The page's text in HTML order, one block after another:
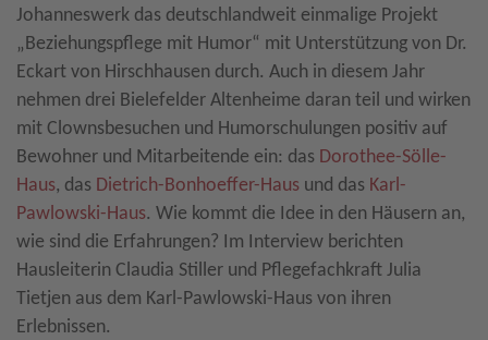
Johanneswerk das deutschlandweit einmalige Projekt
„Beziehungspflege mit Humor“ mit Unterstützung von Dr.
Eckart von Hirschhausen durch. Auch in diesem Jahr
nehmen drei Bielefelder Altenheime daran teil und wirken
mit Clownsbesuchen und Humorschulungen positiv auf
Bewohner und Mitarbeitende ein: das Dorothee-Sölle-
Haus, das Dietrich-Bonhoeffer-Haus und das Karl-
Pawlowski-Haus. Wie kommt die Idee in den Häusern an,
wie sind die Erfahrungen? Im Interview berichten
Hausleiterin Claudia Stiller und Pflegefachkraft Julia
Tietjen aus dem Karl-Pawlowski-Haus von ihren
Erlebnissen.